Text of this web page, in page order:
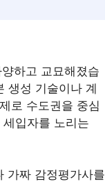
하고 교묘해졌습
생성 기술이나 계
로 수도권을 중심
입자를 노리는
가짜 감정평가사를